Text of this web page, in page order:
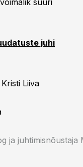
suuri
juhi
Liiva
ja